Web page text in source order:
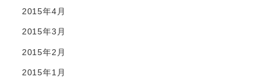
2015年4月
2015年3月
2015年2月
2015年1月